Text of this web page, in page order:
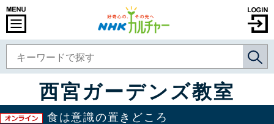
西宮ガーデンズ教室
食は意識の置きどころ